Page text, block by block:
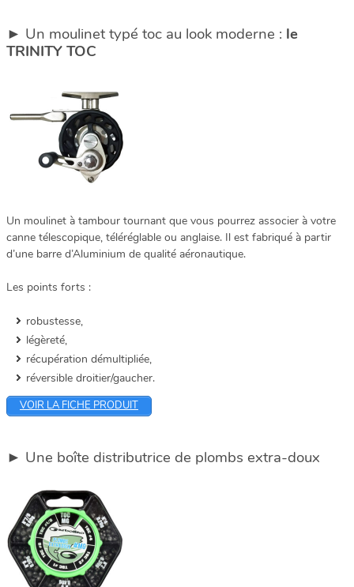
► Un moulinet typé toc au look moderne : le
TRINITY TOC
Un moulinet à tambour tournant que vous pourrez associer à votre
canne télescopique, téléréglable ou anglaise. Il est fabriqué à partir
d’une barre d’Aluminium de qualité aéronautique.
Les points forts :
robustesse,
légèreté,
récupération démultipliée,
réversible droitier/gaucher.
VOIR LA FICHE PRODUIT
► Une boîte distributrice de plombs extra-doux